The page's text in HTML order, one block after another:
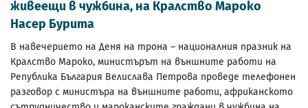
живеещи в чужбина, на Кралство Мароко
Насер Бурита
В навечерието на Деня на трона – националния празник на
Кралство Мароко, министърът на външните работи на
Република България Велислава Петрова проведе телефонен
разговор с министъра на външните работи, африканското